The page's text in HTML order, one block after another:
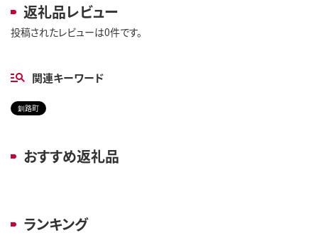
返礼品レビュー
投稿されたレビューは0件です。
関連キーワード
釧路町
おすすめ返礼品
ランキング